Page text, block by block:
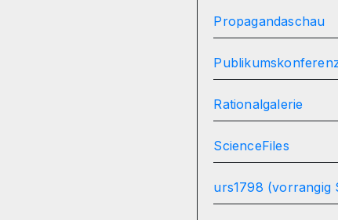
Propagandaschau
Rationalgalerie
ScienceFiles
urs1798 (vorrangig